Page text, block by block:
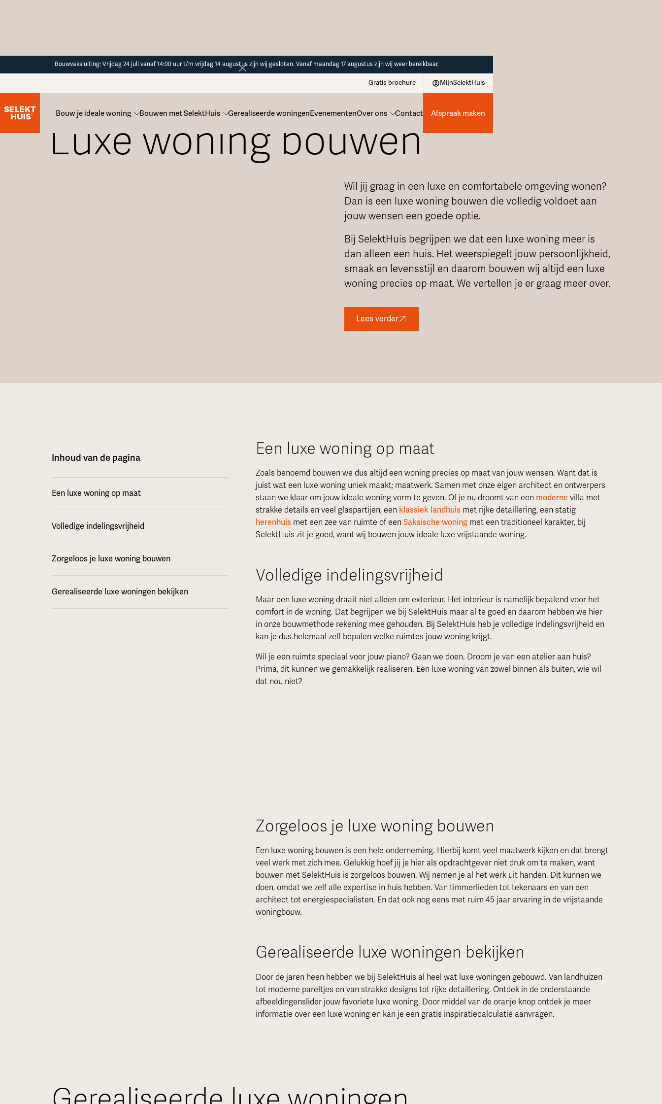
Bouwvaksluiting: Vrijdag 24 juli vanaf 14:00 uur t/m vrijdag 14 augustus zijn wij gesloten. Vanaf maandag 17 augustus zijn wij weer bereikbaar.
Bouw je ideale woning Bouwen met SelektHuis Gerealiseerde woningenEvenementenOver ons Contact
Gratis brochure MijnSelektHuis
Afspraak maken
Luxe woning bouwen
Wil jij graag in een luxe en comfortabele omgeving wonen?
Dan is een luxe woning bouwen die volledig voldoet aan
jouw wensen een goede optie.
Bij SelektHuis begrijpen we dat een luxe woning meer is
dan alleen een huis. Het weerspiegelt jouw persoonlijkheid,
smaak en levensstijl en daarom bouwen wij altijd een luxe
woning precies op maat. We vertellen je er graag meer over.
Lees verder
Inhoud van de pagina
Een luxe woning op maat
Volledige indelingsvrijheid
Zorgeloos je luxe woning bouwen
Gerealiseerde luxe woningen bekijken
Een luxe woning op maat
Zoals benoemd bouwen we dus altijd een woning precies op maat van jouw wensen. Want dat is
juist wat een luxe woning uniek maakt; maatwerk. Samen met onze eigen architect en ontwerpers
staan we klaar om jouw ideale woning vorm te geven. Of je nu droomt van een moderne villa met
strakke details en veel glaspartijen, een klassiek landhuis met rijke detaillering, een statig
herenhuis met een zee van ruimte of een Saksische woningmet een traditioneel karakter, bij
SelektHuis zit je goed, want wij bouwen jouw ideale luxe vrijstaande woning.
Volledige indelingsvrijheid
Maar een luxe woning draait niet alleen om exterieur. Het interieur is namelijk bepalend voor het
comfort in de woning. Dat begrijpen we bij SelektHuis maar al te goed en daarom hebben we hier
in onze bouwmethode rekening mee gehouden. Bij SelektHuis heb je volledige indelingsvrijheid en
kan je dus helemaal zelf bepalen welke ruimtes jouw woning krijgt.
Wil je een ruimte speciaal voor jouw piano? Gaan we doen. Droom je van een atelier aan huis?
Prima, dit kunnen we gemakkelijk realiseren. Een luxe woning van zowel binnen als buiten, wie wil
dat nou niet?
Zorgeloos je luxe woning bouwen
Een luxe woning bouwen is een hele onderneming. Hierbij komt veel maatwerk kijken en dat brengt
veel werk met zich mee. Gelukkig hoef jij je hier als opdrachtgever niet druk om te maken, want
bouwen met SelektHuis is zorgeloos bouwen. Wij nemen je al het werk uit handen. Dit kunnen we
doen, omdat we zelf alle expertise in huis hebben. Van timmerlieden tot tekenaars en van een
architect tot energiespecialisten. En dat ook nog eens met ruim 45 jaar ervaring in de vrijstaande
woningbouw.
Gerealiseerde luxe woningen bekijken
Door de jaren heen hebben we bij SelektHuis al heel wat luxe woningen gebouwd. Van landhuizen
tot moderne pareltjes en van strakke designs tot rijke detaillering. Ontdek in de onderstaande
afbeeldingenslider jouw favoriete luxe woning. Door middel van de oranje knop ontdek je meer
informatie over een luxe woning en kan je een gratis inspiratiecalculatie aanvragen.